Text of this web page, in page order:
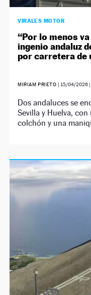
VIRALES MOTOR
“Por lo menos
ingenio andaluz
por carretera de
MIRIAM PRIETO | 15/04/2026|
Dos andaluces se
Sevilla y Huelva,
colchón y una